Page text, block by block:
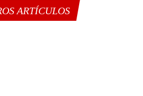
ARTÍCULOS